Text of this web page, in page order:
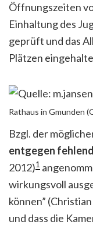
Öffnungszeiten
Einhaltung des
geprüft und das
Plätzen
Rathaus in Gmunden
Bzgl. der
entgegen
2012)1
wirkungsvoll
können”
und dass die